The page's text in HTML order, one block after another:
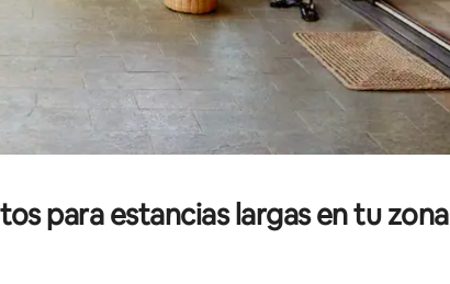
para estancias largas en tu zona